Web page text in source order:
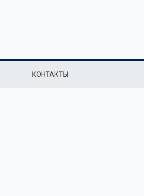
КОНТАКТЫ